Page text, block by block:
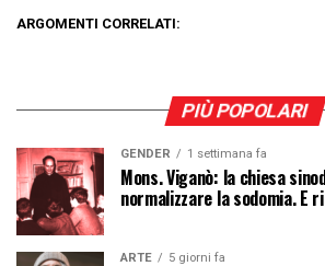
ARGOMENTI CORRELATI:
PIÙ POPOLARI
GENDER 1 settimana fa
Mons. Viganò: la chiesa
normalizzare la sodomia. E
ARTE 5 giorni fa